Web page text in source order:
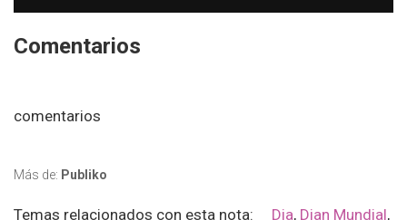
Comentarios
comentarios
Más de: Publiko
Temas relacionados con esta nota: Dia, Dian Mundial,